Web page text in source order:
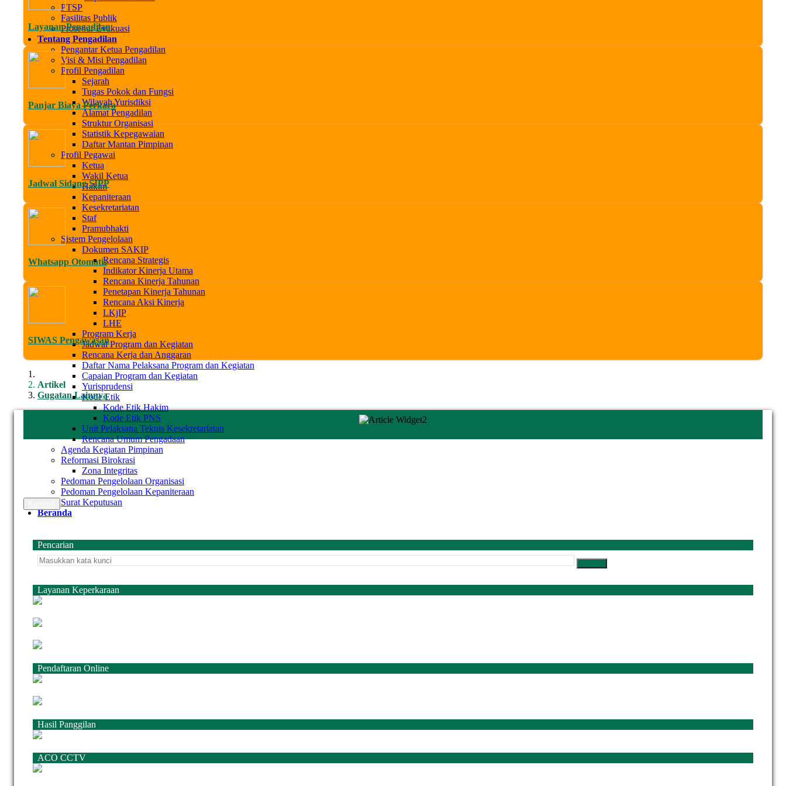
PTSP
Fasilitas Publik
Prosedur Evakuasi
Tentang Pengadilan
Pengantar Ketua Pengadilan
Visi & Misi Pengadilan
Profil Pengadilan
Sejarah
Tugas Pokok dan Fungsi
Wilayah Yurisdiksi
Alamat Pengadilan
Struktur Organisasi
Statistik Kepegawaian
Daftar Mantan Pimpinan
Profil Pegawai
Ketua
Wakil Ketua
Hakim
Kepaniteraan
Kesekretariatan
Staf
Pramubhakti
Sistem Pengelolaan
Dokumen SAKIP
Rencana Strategis
Indikator Kinerja Utama
Rencana Kinerja Tahunan
Penetapan Kinerja Tahunan
Rencana Aksi Kinerja
LKjIP
LHE
Program Kerja
Jadwal Program dan Kegiatan
Rencana Kerja dan Anggaran
Daftar Nama Pelaksana Program dan Kegiatan
Capaian Program dan Kegiatan
Yurisprudensi
Kode Etik
Kode Etik Hakim
Kode Etik PNS
Unit Pelaksana Teknis Kesekretariatan
Rencana Umum Pengadaan
Agenda Kegiatan Pimpinan
Reformasi Birokrasi
Zona Integritas
Pedoman Pengelolaan Organisasi
Pedoman Pengelolaan Kepaniteraan
Surat Keputusan
Beranda
Layanan Pengadilan
Panjar Biaya Perkara
Jadwal Sidang SIPP
Whatsapp Otomatis
SIWAS Pengawasan
Artikel
Gugatan Lainnya
Pencarian
Layanan Keperkaraan
Pendaftaran Online
Hasil Panggilan
ACO CCTV